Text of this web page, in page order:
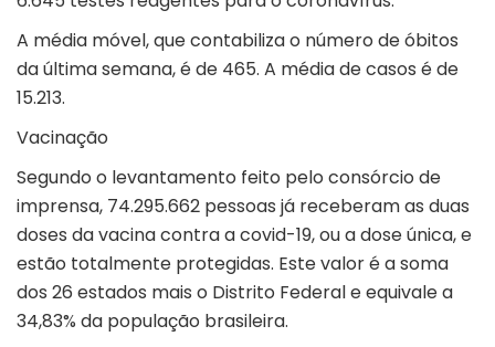
A média móvel, que contabiliza o número de óbitos
da última semana, é de 465. A média de casos é de
15.213.
Vacinação
Segundo o levantamento feito pelo consórcio de
imprensa, 74.295.662 pessoas já receberam as duas
doses da vacina contra a covid-19, ou a dose única, e
estão totalmente protegidas. Este valor é a soma
dos 26 estados mais o Distrito Federal e equivale a
34,83% da população brasileira.